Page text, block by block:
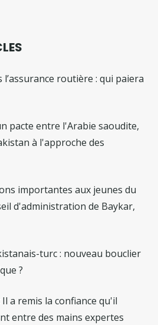
routière : qui paiera
pacte entre l'Arabie saoudite,
à l'approche des
importantes aux jeunes du
d'administration de Baykar,
turc : nouveau bouclier
?
a remis la confiance qu'il
entre des mains expertes